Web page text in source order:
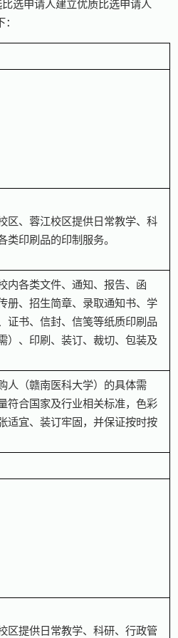
区、蓉江校区提供日常教学、科
印刷品的印制服务。
内各类文件、通知、报告、函
册、招生简章、录取通知书、学
证书、信封、信笺等纸质印刷品
）、印刷、装订、裁切、包装及
人（赣南医科大学）的具体需
符合国家及行业相关标准，色彩
适宜、装订牢固，并保证按时按
区提供日常教学、科研、行政管